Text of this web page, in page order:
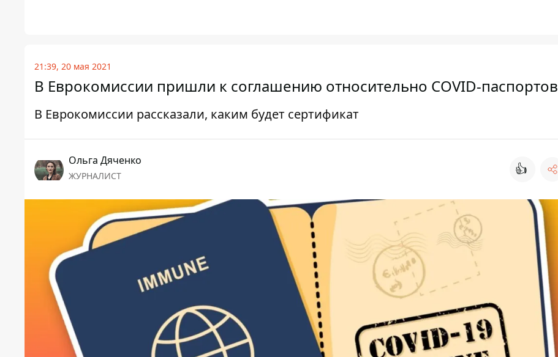
21:39, 20 мая 2021
В Еврокомиссии пришли к соглашению относительно COVID-паспортов
В Еврокомиссии рассказали, каким будет сертификат
Ольга Дяченко
ЖУРНАЛИСТ 👍